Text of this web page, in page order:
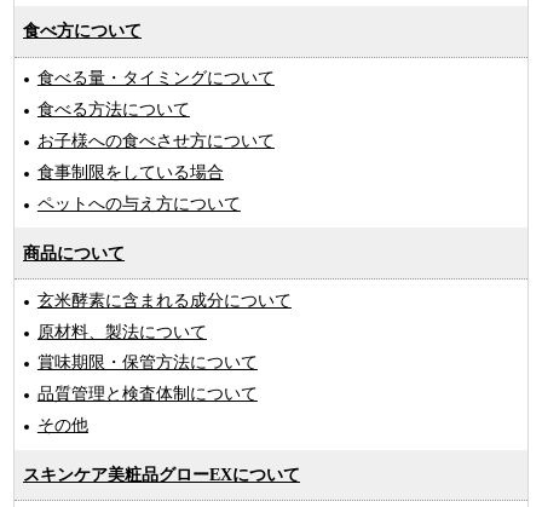
食べ方について
食べる量・タイミングについて
食べる方法について
お子様への食べさせ方について
食事制限をしている場合
ペットへの与え方について
商品について
玄米酵素に含まれる成分について
原材料、製法について
賞味期限・保管方法について
品質管理と検査体制について
その他
スキンケア美粧品グローEXについて